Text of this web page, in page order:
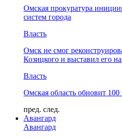
Омская прокуратура
систем города
Власть
Омск не смог
Козицкого и выставил его
Власть
Омская область обновит
пред. след.
Авангард
Авангард